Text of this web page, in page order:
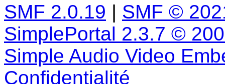
SMF 2.0.19 | SMF ©
SimplePortal 2.3.7 ©
Simple Audio Video
Confidentialité